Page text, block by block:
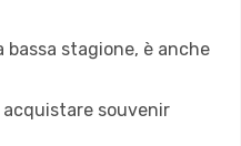
stagione, è anche
souvenir